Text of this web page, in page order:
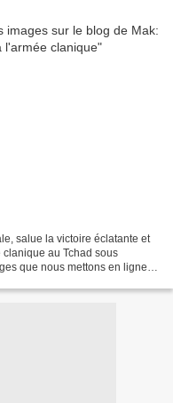
salue la victoire éclatante et
au Tchad sous
que nous mettons en ligne